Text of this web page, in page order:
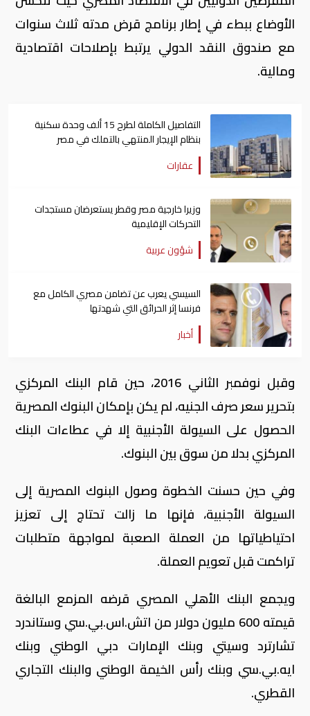
الأوضاع ببطء في إطار برنامج قرض مدته ثلاث سنوات
مع صندوق النقد الدولي يرتبط بإصلاحات اقتصادية
ومالية.
التفاصيل الكاملة لطرح 15 ألف وحدة سكنية
بنظام الإيجار المنتهي بالتملك في مصر
عقارات
وزيرا خارجية مصر وقطر يستعرضان مستجدات
التحركات الإقليمية
شؤون عربية
السيسي يعرب عن تضامن مصري الكامل مع
فرنسا إثر الحرائق التي شهدتها
أخبار
وقبل نوفمبر الثاني 2016، حين قام البنك المركزي
بتحرير سعر صرف الجنيه، لم يكن بإمكان البنوك المصرية
الحصول على السيولة الأجنبية إلا في عطاءات البنك
المركزي بدلا من سوق بين البنوك.
وفي حين حسنت الخطوة وصول البنوك المصرية إلى
السيولة الأجنبية، فإنها ما زالت تحتاج إلى تعزيز
احتياطياتها من العملة الصعبة لمواجهة متطلبات
تراكمت قبل تعويم العملة.
ويجمع البنك الأهلي المصري قرضه المزمع البالغة
قيمته 600 مليون دولار من اتش.اس.بي.سي وستاندرد
تشارترد وسيتي وبنك الإمارات دبي الوطني وبنك
ايه.بي.سي وبنك رأس الخيمة الوطني والبنك التجاري
القطري.